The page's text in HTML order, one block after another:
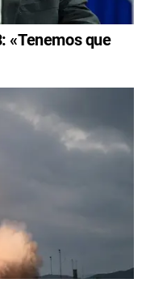
«Tenemos que